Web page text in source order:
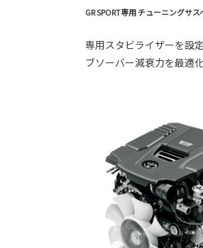
GR SPORT専用 チューニングサ
専用スタビライザーを設
ブソーバー減衰力を最適